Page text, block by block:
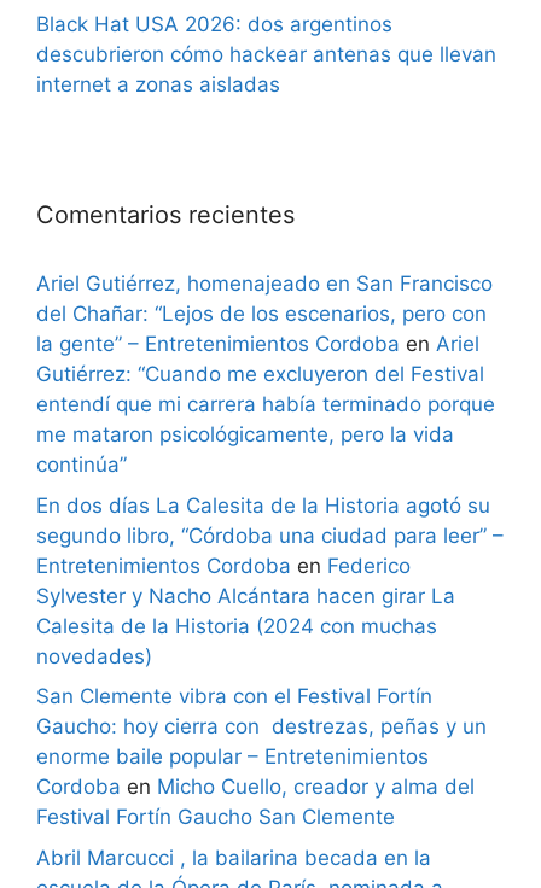
Black Hat USA 2026: dos argentinos
descubrieron cómo hackear antenas que llevan
internet a zonas aisladas
Comentarios recientes
Ariel Gutiérrez, homenajeado en San Francisco
del Chañar: “Lejos de los escenarios, pero con
la gente” – Entretenimientos Cordoba en Ariel
Gutiérrez: “Cuando me excluyeron del Festival
entendí que mi carrera había terminado porque
me mataron psicológicamente, pero la vida
continúa”
En dos días La Calesita de la Historia agotó su
segundo libro, “Córdoba una ciudad para leer” –
Entretenimientos Cordoba en Federico
Sylvester y Nacho Alcántara hacen girar La
Calesita de la Historia (2024 con muchas
novedades)
San Clemente vibra con el Festival Fortín
Gaucho: hoy cierra con destrezas, peñas y un
enorme baile popular – Entretenimientos
Cordoba en Micho Cuello, creador y alma del
Festival Fortín Gaucho San Clemente
Abril Marcucci , la bailarina becada en la